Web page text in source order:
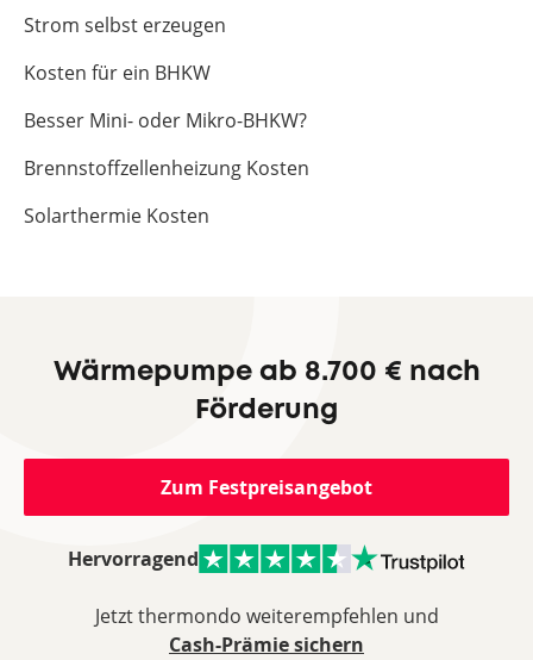
Strom selbst erzeugen
Kosten für ein BHKW
Besser Mini- oder Mikro-BHKW?
Brennstoffzellenheizung Kosten
Solarthermie Kosten
Wärmepumpe ab 8.700 € nach
Förderung
Zum Festpreisangebot
Hervorragend
Jetzt thermondo weiterempfehlen und
Cash-Prämie sichern